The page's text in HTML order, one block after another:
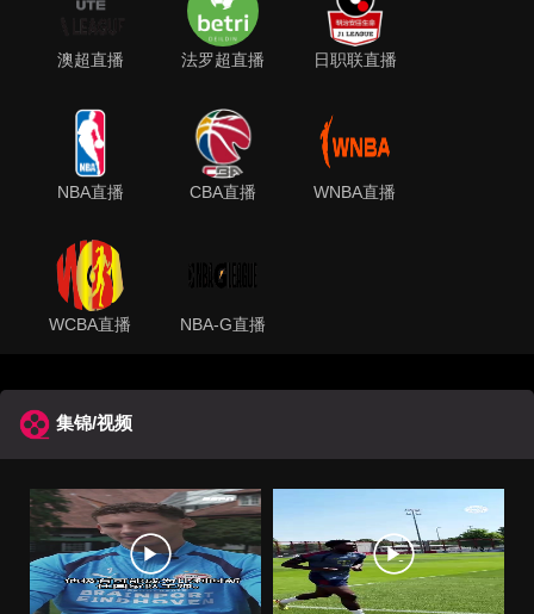
澳超直播 法罗超直播 日职联直播
NBA直播 CBA直播 WNBA直播
WCBA直播 NBA-G直播
集锦/视频